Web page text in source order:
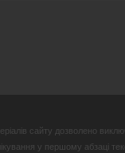
сайту дозволено
у першому абзаці